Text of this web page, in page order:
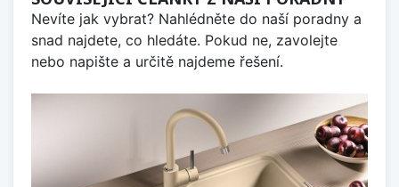
Nevíte jak vybrat? Nahlédněte do naší poradny a
snad najdete, co hledáte. Pokud ne, zavolejte
nebo napište a určitě najdeme řešení.